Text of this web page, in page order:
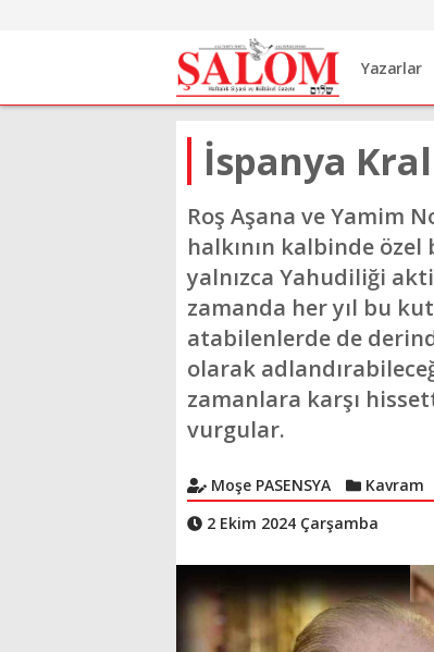
Yazarlar
İspanya
Roş Aşana ve Yamim
halkının kalbinde
yalnızca Yahudiliği
zamanda her yıl bu
atabilenlerde de
olarak
zamanlara karşı
vurgular.
Moşe PASENSYA
Kavram
2 Ekim 2024 Çarşamba